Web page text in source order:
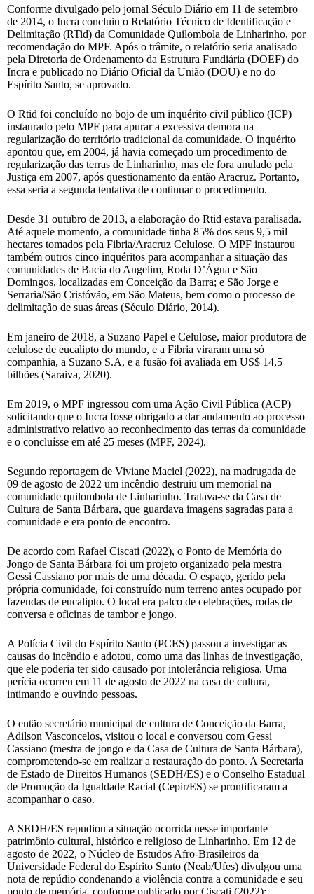
Conforme divulgado pelo jornal Século Diário em 11 de setembro
de 2014, o Incra concluiu o Relatório Técnico de Identificação e
Delimitação (RTid) da Comunidade Quilombola de Linharinho, por
recomendação do MPF. Após o trâmite, o relatório seria analisado
pela Diretoria de Ordenamento da Estrutura Fundiária (DOEF) do
Incra e publicado no Diário Oficial da União (DOU) e no do
Espírito Santo, se aprovado.
O Rtid foi concluído no bojo de um inquérito civil público (ICP)
instaurado pelo MPF para apurar a excessiva demora na
regularização do território tradicional da comunidade. O inquérito
apontou que, em 2004, já havia começado um procedimento de
regularização das terras de Linharinho, mas ele fora anulado pela
Justiça em 2007, após questionamento da então Aracruz. Portanto,
essa seria a segunda tentativa de continuar o procedimento.
Desde 31 outubro de 2013, a elaboração do Rtid estava paralisada.
Até aquele momento, a comunidade tinha 85% dos seus 9,5 mil
hectares tomados pela Fibria/Aracruz Celulose. O MPF instaurou
também outros cinco inquéritos para acompanhar a situação das
comunidades de Bacia do Angelim, Roda D’Água e São
Domingos, localizadas em Conceição da Barra; e São Jorge e
Serraria/São Cristóvão, em São Mateus, bem como o processo de
delimitação de suas áreas (Século Diário, 2014).
Em janeiro de 2018, a Suzano Papel e Celulose, maior produtora de
celulose de eucalipto do mundo, e a Fibria viraram uma só
companhia, a Suzano S.A, e a fusão foi avaliada em US$ 14,5
bilhões (Saraiva, 2020).
Em 2019, o MPF ingressou com uma Ação Civil Pública (ACP)
solicitando que o Incra fosse obrigado a dar andamento ao processo
administrativo relativo ao reconhecimento das terras da comunidade
e o concluísse em até 25 meses (MPF, 2024).
Segundo reportagem de Viviane Maciel (2022), na madrugada de
09 de agosto de 2022 um incêndio destruiu um memorial na
comunidade quilombola de Linharinho. Tratava-se da Casa de
Cultura de Santa Bárbara, que guardava imagens sagradas para a
comunidade e era ponto de encontro.
De acordo com Rafael Ciscati (2022), o Ponto de Memória do
Jongo de Santa Bárbara foi um projeto organizado pela mestra
Gessi Cassiano por mais de uma década. O espaço, gerido pela
própria comunidade, foi construído num terreno antes ocupado por
fazendas de eucalipto. O local era palco de celebrações, rodas de
conversa e oficinas de tambor e jongo.
A Polícia Civil do Espírito Santo (PCES) passou a investigar as
causas do incêndio e adotou, como uma das linhas de investigação,
que ele poderia ter sido causado por intolerância religiosa. Uma
perícia ocorreu em 11 de agosto de 2022 na casa de cultura,
intimando e ouvindo pessoas.
O então secretário municipal de cultura de Conceição da Barra,
Adilson Vasconcelos, visitou o local e conversou com Gessi
Cassiano (mestra de jongo e da Casa de Cultura de Santa Bárbara),
comprometendo-se em realizar a restauração do ponto. A Secretaria
de Estado de Direitos Humanos (SEDH/ES) e o Conselho Estadual
de Promoção da Igualdade Racial (Cepir/ES) se prontificaram a
acompanhar o caso.
A SEDH/ES repudiou a situação ocorrida nesse importante
patrimônio cultural, histórico e religioso de Linharinho. Em 12 de
agosto de 2022, o Núcleo de Estudos Afro-Brasileiros da
Universidade Federal do Espírito Santo (Neab/Ufes) divulgou uma
nota de repúdio condenando a violência contra a comunidade e seu
ponto de memória, conforme publicado por Ciscati (2022):